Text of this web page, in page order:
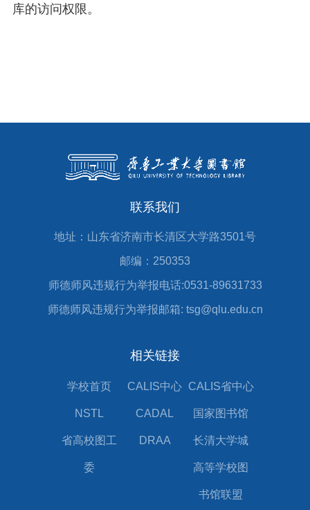
库的访问权限。
联系我们
地址：山东省济南市长清区大学路3501号
邮编：250353
师德师风违规行为举报电话:0531-89631733
师德师风违规行为举报邮箱: tsg@qlu.edu.cn
相关链接
学校首页 CALIS中心 CALIS省中心
NSTL CADAL 国家图书馆
省高校图工
委
DRAA 长清大学城
高等学校图
书馆联盟